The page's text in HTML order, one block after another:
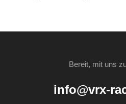
Bereit, mit uns
info@vrx-